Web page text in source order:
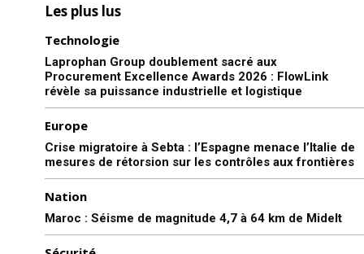
Les plus lus
Technologie
Laprophan Group doublement sacré aux
Procurement Excellence Awards 2026 : FlowLink
révèle sa puissance industrielle et logistique
Europe
Crise migratoire à Sebta : l’Espagne menace l’Italie de
mesures de rétorsion sur les contrôles aux frontières
Nation
Maroc : Séisme de magnitude 4,7 à 64 km de Midelt